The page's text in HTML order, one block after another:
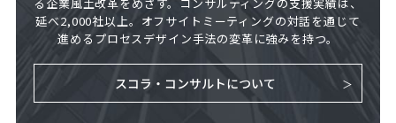
延べ2,000社以上。オフサイトミーティングの対話を通じて
進めるプロセスデザイン手法の変革に強みを持つ。
スコラ・コンサルトについて